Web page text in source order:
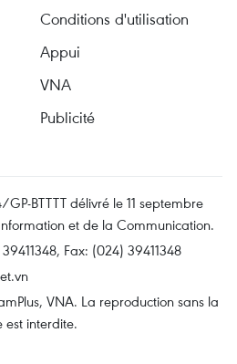
Conditions d'utilisation
Appui
VNA
Publicité
BTTTT délivré le 11 septembre
et de la Communication.
Fax: (024) 39411348
VNA. La reproduction sans la
est interdite.